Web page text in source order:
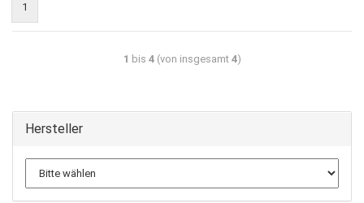
1
1 bis 4(von insgesamt 4)
Hersteller